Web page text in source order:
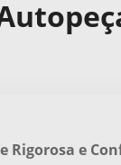
Rigorosa e